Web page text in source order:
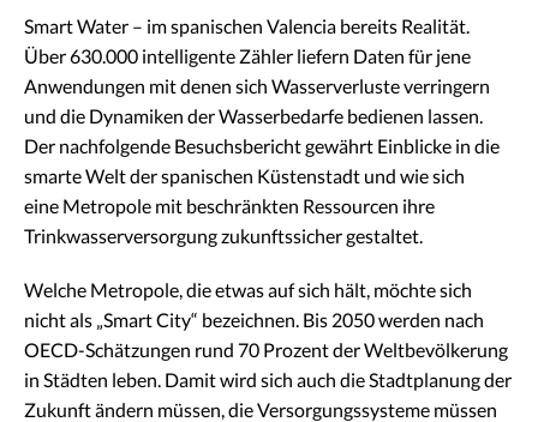
Smart Water – im spanischen Valencia bereits Realität.
Über 630.000 intelligente Zähler liefern Daten für jene
Anwendungen mit denen sich Wasserverluste verringern
und die Dynamiken der Wasserbedarfe bedienen lassen.
Der nachfolgende Besuchsbericht gewährt Einblicke in die
smarte Welt der spanischen Küstenstadt und wie sich
eine Metropole mit beschränkten Ressourcen ihre
Trinkwasserversorgung zukunftssicher gestaltet.
Welche Metropole, die etwas auf sich hält, möchte sich
nicht als „Smart City“ bezeichnen. Bis 2050 werden nach
OECD-Schätzungen rund 70 Prozent der Weltbevölkerung
in Städten leben. Damit wird sich auch die Stadtplanung der
Zukunft ändern müssen, die Versorgungssysteme müssen